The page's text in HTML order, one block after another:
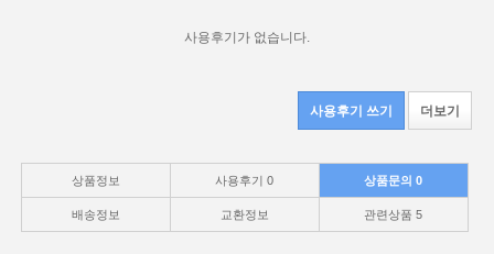
사용후기가 없습니다.
사용후기 쓰기 더보기
상품정보 사용후기0 상품문의0
배송정보 교환정보 관련상품5